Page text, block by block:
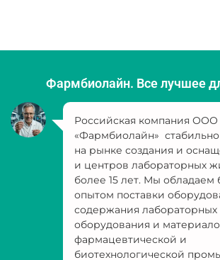
Фармбиолайн. Все лучшее
Российская компания ООО
«Фармбиолайн» стабильно
на рынке создания и
и центров лабораторных
более 15 лет. Мы
опытом поставки
содержания
оборудования и
фармацевтической и
биотехнологической